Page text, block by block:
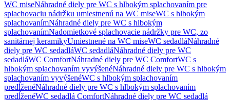
WC miseNáhradné diely pre WC s hlbokým splachovaním pre
splachovaciu nádržku umiestnenú na WC miseWC s hlbokým
splachovanímNáhradné diely pre WC s hlbokým
splachovanímNadomietkové splachovacie nádržky pre WC, zo
sanitárnej keramikyUmiestnené na WC miseWC sedadláNáhradné
diely pre WC sedadláWC sedadláNáhradné diely pre WC
sedadláWC ComfortNáhradné diely pre WC ComfortWC s
hlbokým splachovaním vyvýšenéNáhradné diely pre WC s hlbokým
splachovaním vyvýšenéWC s hlbokým splachovaním
predĺženéNáhradné diely pre WC s hlbokým splachovaním
predĺženéWC sedadlá ComfortNáhradné diely pre WC sedadlá